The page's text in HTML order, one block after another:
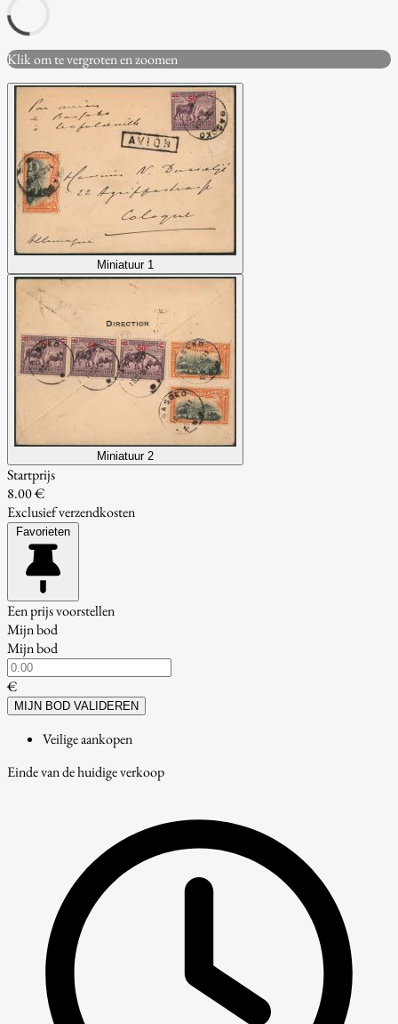
Klik om te vergroten en zoomen
Miniatuur 1
Miniatuur 2
Startprijs
8.00 €
Exclusief verzendkosten
Favorieten
Een prijs voorstellen
Mijn bod
Mijn bod
€
MIJN BOD VALIDEREN
Veilige aankopen
Einde van de huidige verkoop